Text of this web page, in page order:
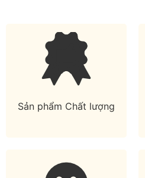
Sản phẩm Chất lượng